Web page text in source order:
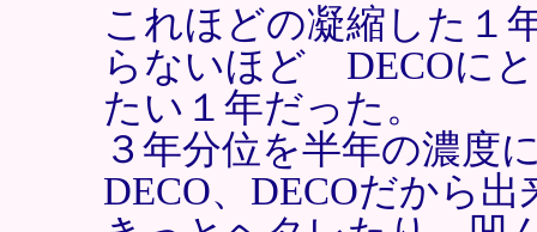
これほどの凝縮した１
らないほど DECOに
たい１年だった。
３年分位を半年の濃度
DECO、DECOだから